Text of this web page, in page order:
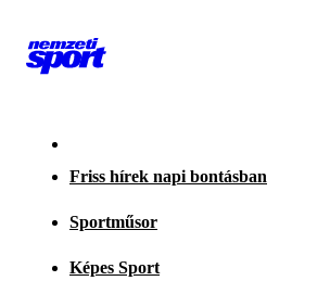
Friss hírek napi bontásban
Sportműsor
Képes Sport